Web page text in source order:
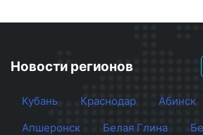
Новости регионов
Кубань Краснодар Абинск
Апшеронск
Белая Глина